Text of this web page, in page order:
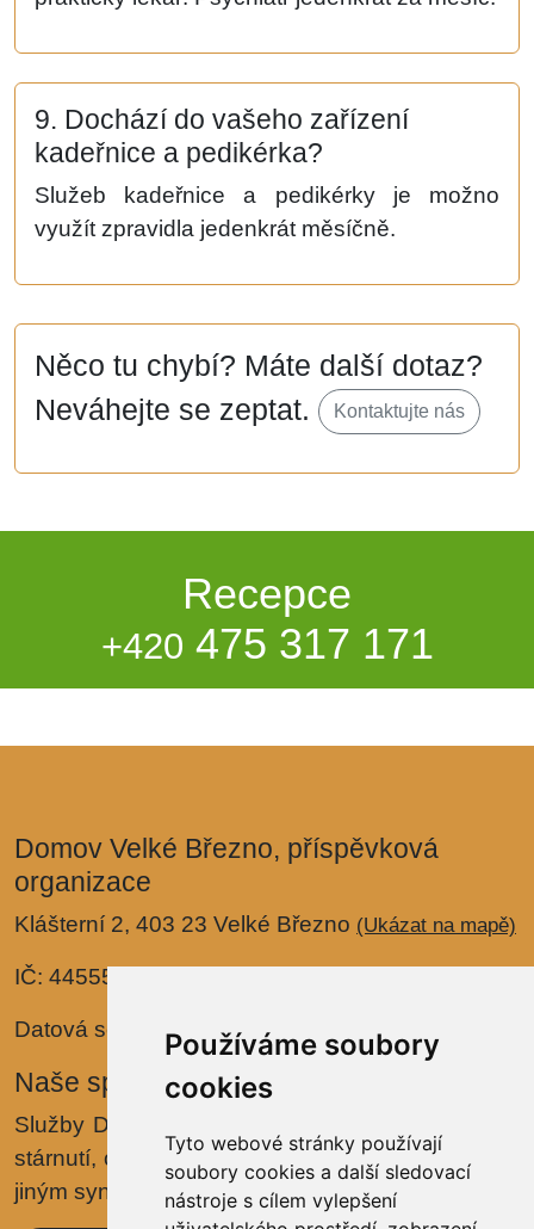
Používáme soubory
cookies
Tyto webové stránky používají
soubory cookies a další sledovací
nástroje s cílem vylepšení
9. Dochází do vašeho zařízení
kadeřnice a pedikérka?
Služeb kadeřnice a pedikérky je možno
využít zpravidla jedenkrát měsíčně.
Něco tu chybí? Máte další dotaz?
Neváhejte se zeptat.
Kontaktujte nás
Recepce
+420 475 317 171
Domov Velké Březno, příspěvková
organizace
Klášterní 2, 403 23 Velké Březno (Ukázat na mapě)
IČ: 44555288
Datová schránka: yu4cnwu
Naše specializace
Služby Domova jsou zaměřeny na problematiku
stárnutí, onemocněníAlzheimerovou chorobou
jiným syndromem demence.